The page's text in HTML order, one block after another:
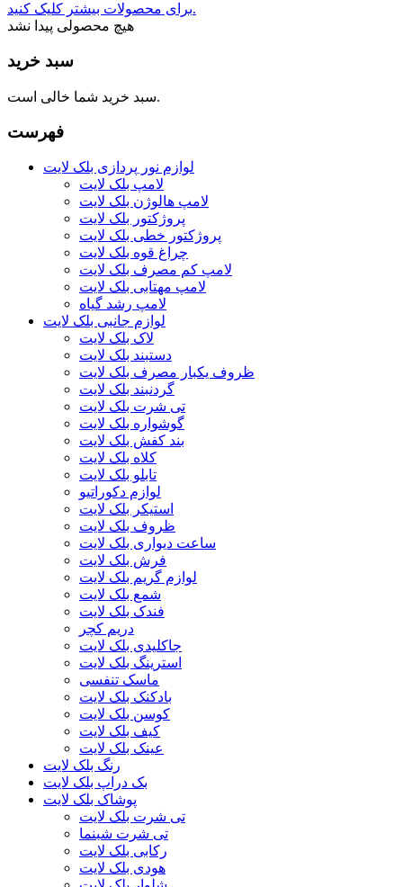
برای محصولات بیشتر کلیک کنید.
هیچ محصولی پیدا نشد
سبد خرید
سبد خرید شما خالی است.
فهرست
لوازم نور پردازی بلک لایت
لامپ بلک لایت
لامپ هالوژن بلک لایت
پروژکتور بلک لایت
پروژکتور خطی بلک لایت
چراغ قوه بلک لایت
لامپ کم مصرف بلک لایت
لامپ مهتابی بلک لایت
لامپ رشد گیاه
لوازم جانبی بلک لایت
لاک بلک لایت
دستبند بلک لایت
ظروف یکبار مصرف بلک لایت
گردنبند بلک لایت
تی شرت بلک لایت
گوشواره بلک لایت
بند کفش بلک لایت
کلاه بلک لایت
تابلو بلک لایت
لوازم دکوراتیو
استیکر بلک لایت
ظروف بلک لایت
ساعت دیواری بلک لایت
فرش بلک لایت
لوازم گریم بلک لایت
شمع بلک لایت
فندک بلک لایت
دریم کچر
جاکلیدی بلک لایت
استرینگ بلک لایت
ماسک تنفسی
بادکنک بلک لایت
کوسن بلک لایت
کیف بلک لایت
عینک بلک لایت
رنگ بلک لایت
بک دراپ بلک لایت
پوشاک بلک لایت
تی شرت بلک لایت
تی شرت شبنما
رکابی بلک لایت
هودی بلک لایت